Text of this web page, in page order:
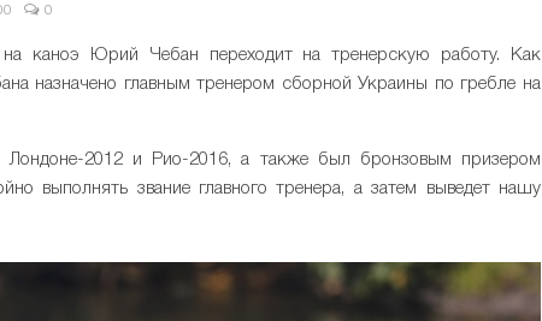
0
каноэ Юрий Чебан переходит на тренерскую работу. Как
назначено главным тренером сборной Украины по гребле на
2012 и Рио-2016, а также был бронзовым призером
выполнять звание главного тренера, а затем выведет нашу